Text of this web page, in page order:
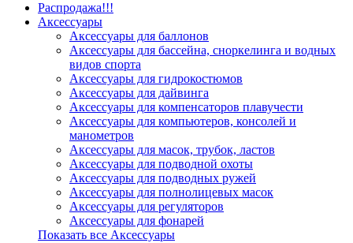
Распродажа!!!
Аксессуары
Аксессуары для баллонов
Аксессуары для бассейна, сноркелинга и водных
видов спорта
Аксессуары для гидрокостюмов
Аксессуары для дайвинга
Аксессуары для компенсаторов плавучести
Аксессуары для компьютеров, консолей и
манометров
Аксессуары для масок, трубок, ластов
Аксессуары для подводной охоты
Аксессуары для подводных ружей
Аксессуары для полнолицевых масок
Аксессуары для регуляторов
Аксессуары для фонарей
Показать все Аксессуары